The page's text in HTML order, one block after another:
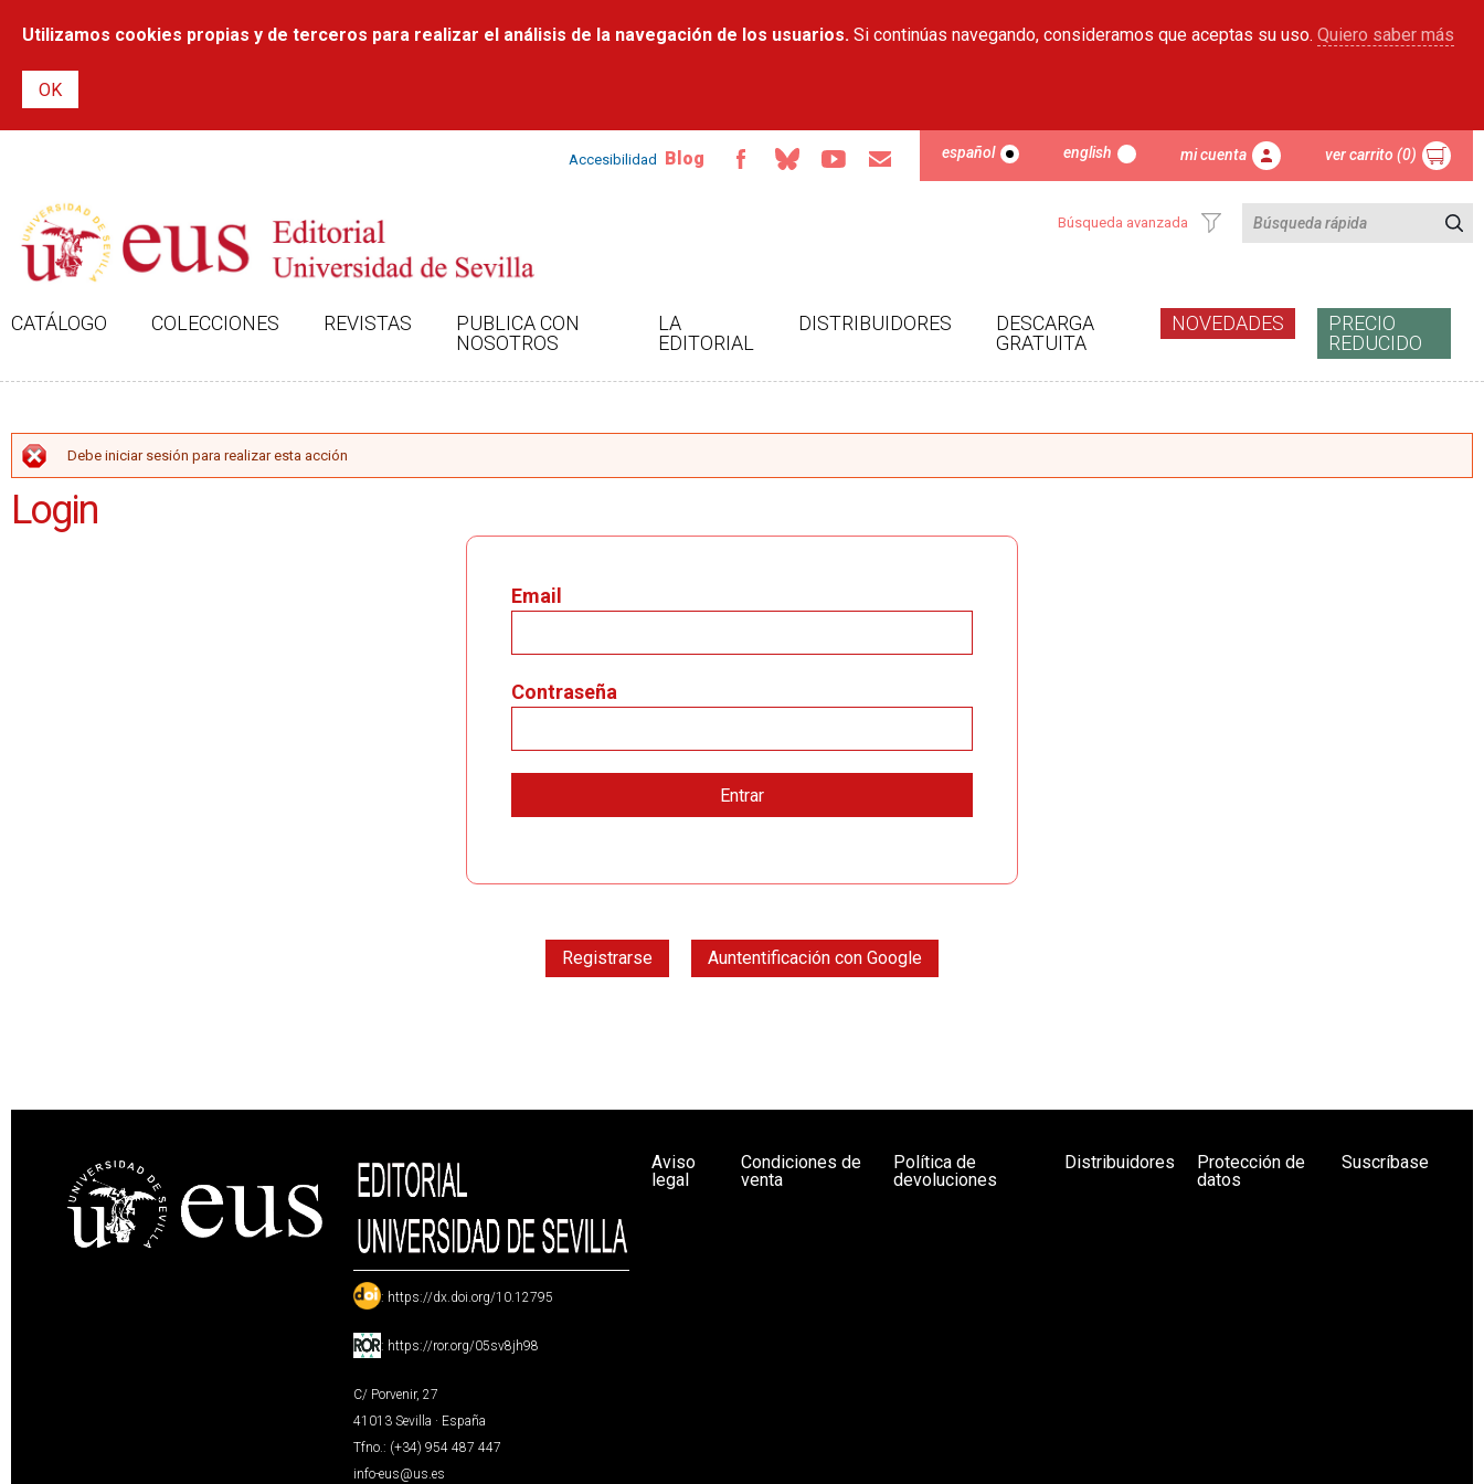
contenido
Utilizamos cookies propias y de terceros para realizar el análisis de la navegación de los usuarios. Si continúas navegando, consideramos que aceptas su uso. Quiero saber más
Accesibilidad Blog español english mi cuenta ver carrito (0)
Búsqueda avanzada
CATÁLOGO COLECCIONES REVISTAS
PUBLICA CON
NOSOTROS
LA
EDITORIAL
DISTRIBUIDORES
DESCARGA
GRATUITA
NOVEDADES
PRECIO
REDUCIDO
MENSAJE DE ERROR
Debe iniciar sesión para realizar esta acción
Login
Email
Contraseña
Registrarse Auntentificación con Google
: https://dx.doi.org/10.12795
: https://ror.org/05sv8jh98
C/ Porvenir, 27
41013 Sevilla · España
Tfno.: (+34) 954 487 447
info-eus@us.es
Aviso
legal
Condiciones de
venta
Política de
devoluciones
Distribuidores
Protección de
datos
Suscríbase